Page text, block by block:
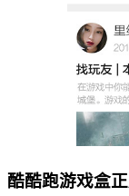
酷酷跑游戏盒正